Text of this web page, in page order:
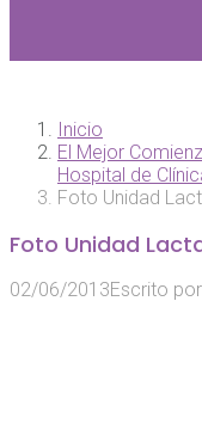
Inicio
El Mejor
Hospital de
Foto Unidad
Foto Unidad
02/06/2013Escrito por